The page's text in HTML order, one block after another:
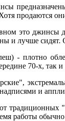
продаются
это джинсы
и лучше
- плотно
70-х, так и
и
работы